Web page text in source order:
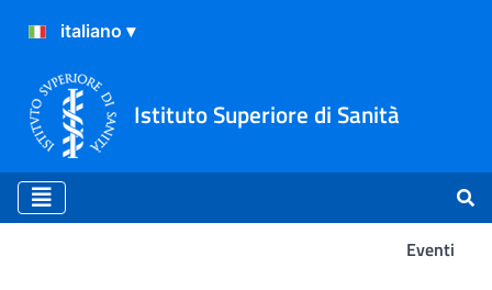
Istituto Superiore di Sanità
Eventi